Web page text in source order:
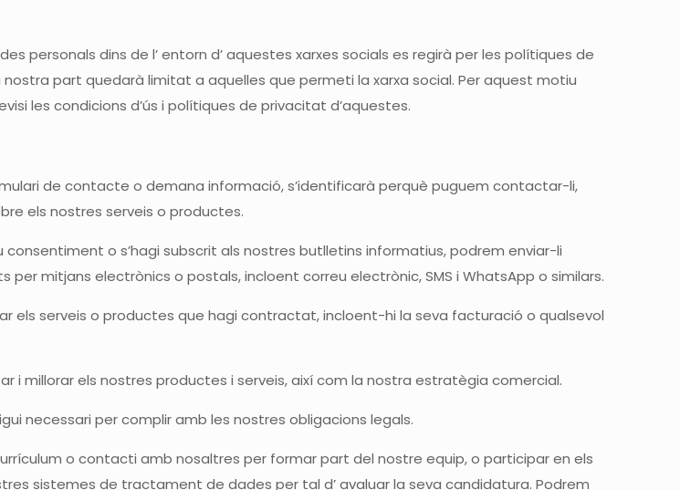
personals dins de l’ entorn d’ aquestes xarxes socials es regirà per les polítiques de
part quedarà limitat a aquelles que permeti la xarxa social. Per aquest motiu
les condicions d’ús i polítiques de privacitat d’aquestes.
de contacte o demana informació, s’identificarà perquè puguem contactar-li,
els nostres serveis o productes.
consentiment o s’hagi subscrit als nostres butlletins informatius, podrem enviar-li
mitjans electrònics o postals, incloent correu electrònic, SMS i WhatsApp o similars.
els serveis o productes que hagi contractat, incloent-hi la seva facturació o qualsevol
i millorar els nostres productes i serveis, així com la nostra estratègia comercial.
necessari per complir amb les nostres obligacions legals.
o contacti amb nosaltres per formar part del nostre equip, o participar en els
sistemes de tractament de dades per tal d’ avaluar la seva candidatura. Podrem